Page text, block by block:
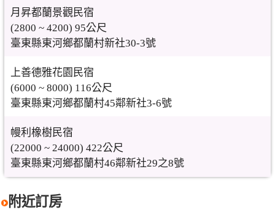
月昇都蘭景觀民宿
(2800 ~ 4200) 95公尺
臺東縣東河鄉都蘭村新社30-3號
上善德雅花園民宿
(6000 ~ 8000) 116公尺
臺東縣東河鄉都蘭村45鄰新社3-6號
幔利橡樹民宿
(22000 ~ 24000) 422公尺
臺東縣東河鄉都蘭村46鄰新社29之8號
附近訂房